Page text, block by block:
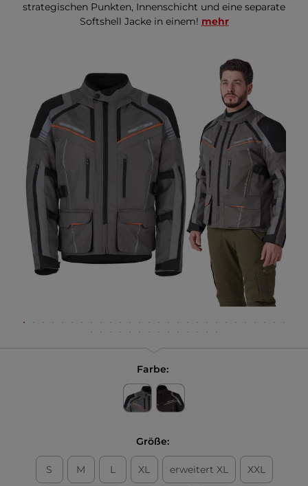
strategischen Punkten, Innenschicht und eine separate
Softshell Jacke in einem! mehr
Farbe:
Größe:
S M L XL erweitert XL XXL